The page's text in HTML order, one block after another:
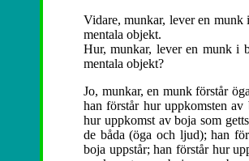
Vidare, munkar, lever en munk
mentala objekt.
Hur, munkar, lever en munk i
mentala objekt?
Jo, munkar, en munk förstår
han förstår hur uppkomsten
hur uppkomst av boja som
de båda (öga och ljud); han
boja uppstår; han förstår hur